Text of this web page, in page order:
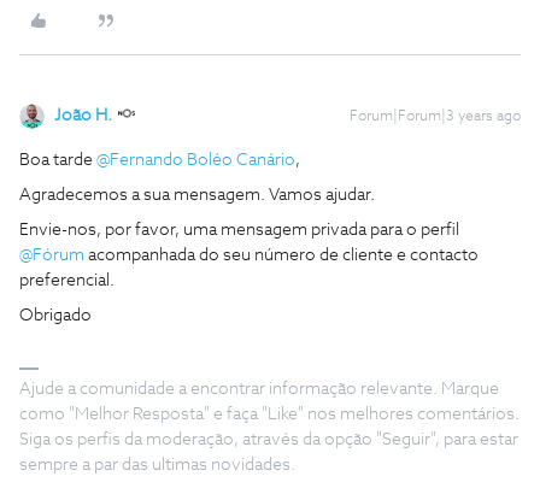
João H. Forum|Forum|3 years ago
Boa tarde @Fernando Boléo Canário,
Agradecemos a sua mensagem. Vamos ajudar.
Envie-nos, por favor, uma mensagem privada para o perfil
@Fórum acompanhada do seu número de cliente e contacto
preferencial.
Obrigado
Ajude a comunidade a encontrar informação relevante. Marque
como "Melhor Resposta" e faça "Like" nos melhores comentários.
Siga os perfis da moderação, através da opção "Seguir", para estar
sempre a par das ultimas novidades.